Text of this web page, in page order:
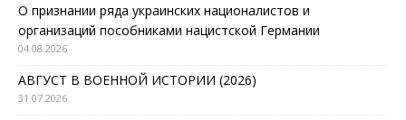
О признании ряда украинских националистов и
организаций пособниками нацистской Германии
04.08.2026
АВГУСТ В ВОЕННОЙ ИСТОРИИ (2026)
31.07.2026